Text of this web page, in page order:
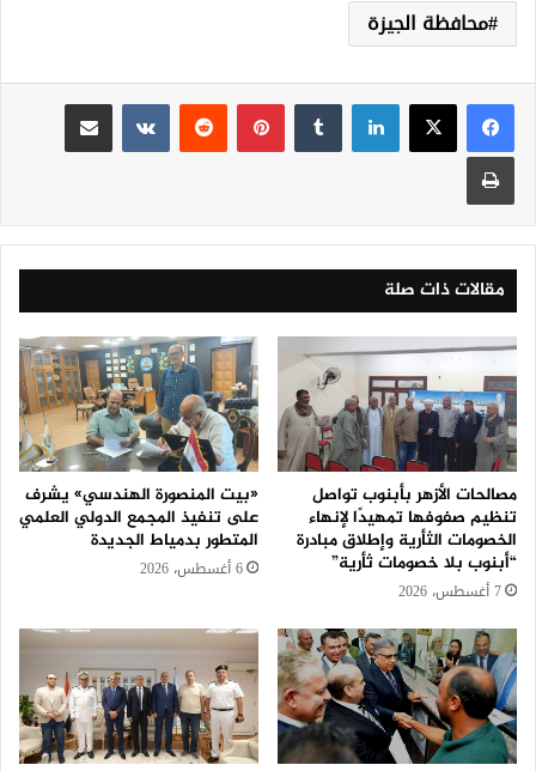
محافظة الجيزة
لينكدإن بينتيريست
مقالات ذات صلة
مصالحات الأزهر بأبنوب تواصل
تنظيم صفوفها تمهيدًا لإنهاء
الخصومات الثأرية وإطلاق مبادرة
“أبنوب بلا خصومات ثأرية”
7 أغسطس، 2026
«بيت المنصورة الهندسي» يشرف
على تنفيذ المجمع الدولي العلمي
المتطور بدمياط الجديدة
6 أغسطس، 2026